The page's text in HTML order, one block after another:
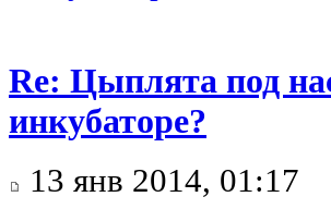
Re: Цыплята под
инкубаторе?
13 янв 2014, 01:17